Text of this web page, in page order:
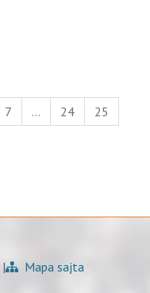
7 … 24
25
| Mapa sajta